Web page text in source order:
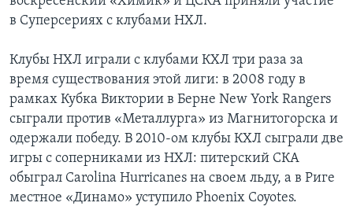
в Суперсериях с клубами НХЛ.
Клубы НХЛ играли с клубами КХЛ три раза за
время существования этой лиги: в 2008 году в
рамках Кубка Виктории в Берне New York Rangers
сыграли против «Металлурга» из Магнитогорска и
одержали победу. В 2010-ом клубы КХЛ сыграли две
игры с соперниками из НХЛ: питерский СКА
обыграл Carolina Hurricanes на своем льду, а в Риге
местное «Динамо» уступило Phoenix Coyotes.